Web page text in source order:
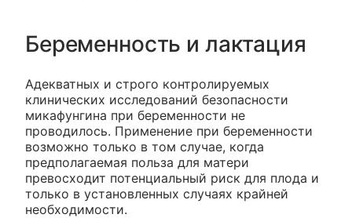
Беременность и лактация
Адекватных и строго контролируемых
клинических исследований безопасности
микафунгина при беременности не
проводилось. Применение при беременности
возможно только в том случае, когда
предполагаемая польза для матери
превосходит потенциальный риск для плода и
только в установленных случаях крайней
необходимости.